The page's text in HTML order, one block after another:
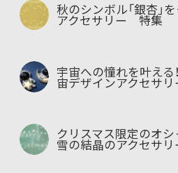
秋のシンボル「銀杏」
アクセサリー 特集
宇宙への憧れを叶える
宙デザインアクセサリ
クリスマス限定のオ
雪の結晶のアクセサ